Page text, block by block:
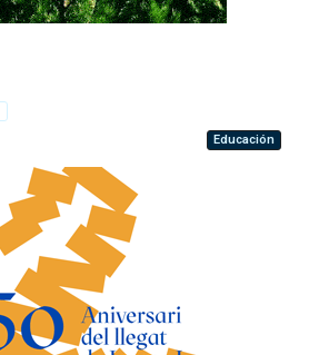
Educación